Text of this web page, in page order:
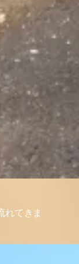
れてきま